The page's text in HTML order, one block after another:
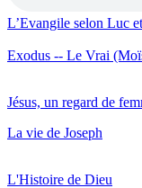
L’Evangile selon Luc
Exodus -- Le Vrai
Jésus, un regard de
La vie de Joseph
L'Histoire de Dieu